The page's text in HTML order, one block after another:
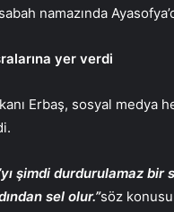
namazında
yer verdi
Erbaş, sosyal medya
şimdi durdurulamaz
sel olur.”söz